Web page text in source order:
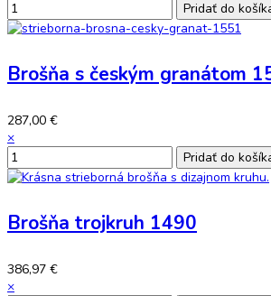
Brošňa s českým granátom
287,00 €
×
Brošňa trojkruh 1490
386,97 €
×